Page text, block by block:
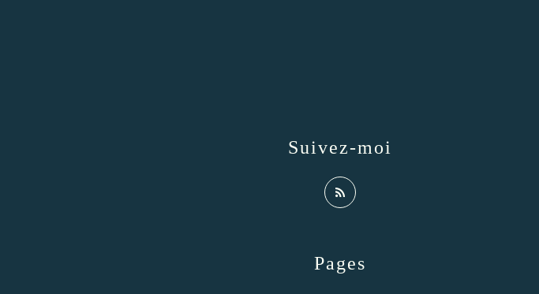
Pages
Suivez-moi